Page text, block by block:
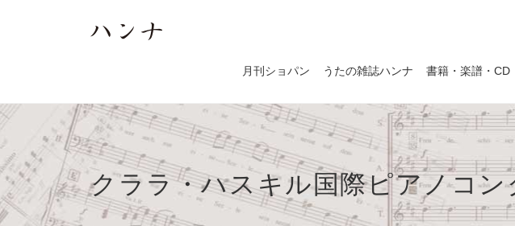
月刊ショパン うたの雑誌ハンナ 書籍・楽譜・CD
クララ・ハスキル国際ピアノコン